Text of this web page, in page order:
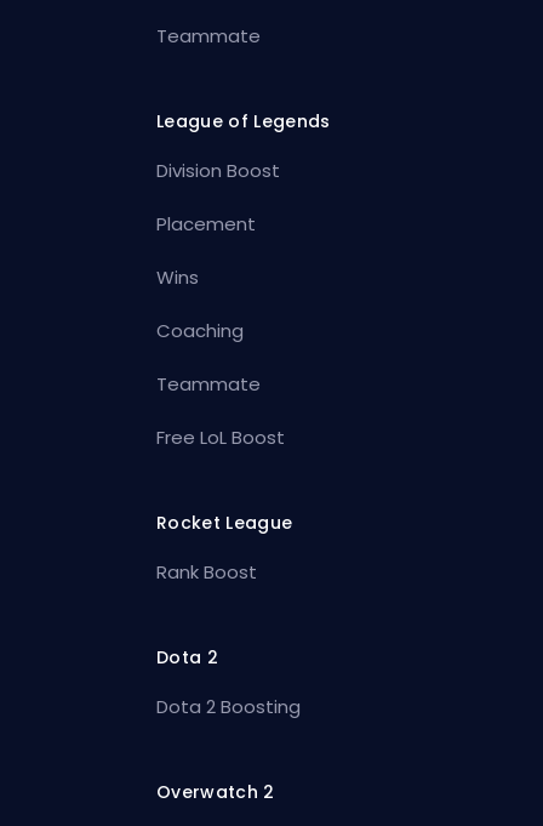
Teammate
League of Legends
Division Boost
Placement
Wins
Coaching
Teammate
Free LoL Boost
Rocket League
Rank Boost
Dota 2
Dota 2 Boosting
Overwatch 2